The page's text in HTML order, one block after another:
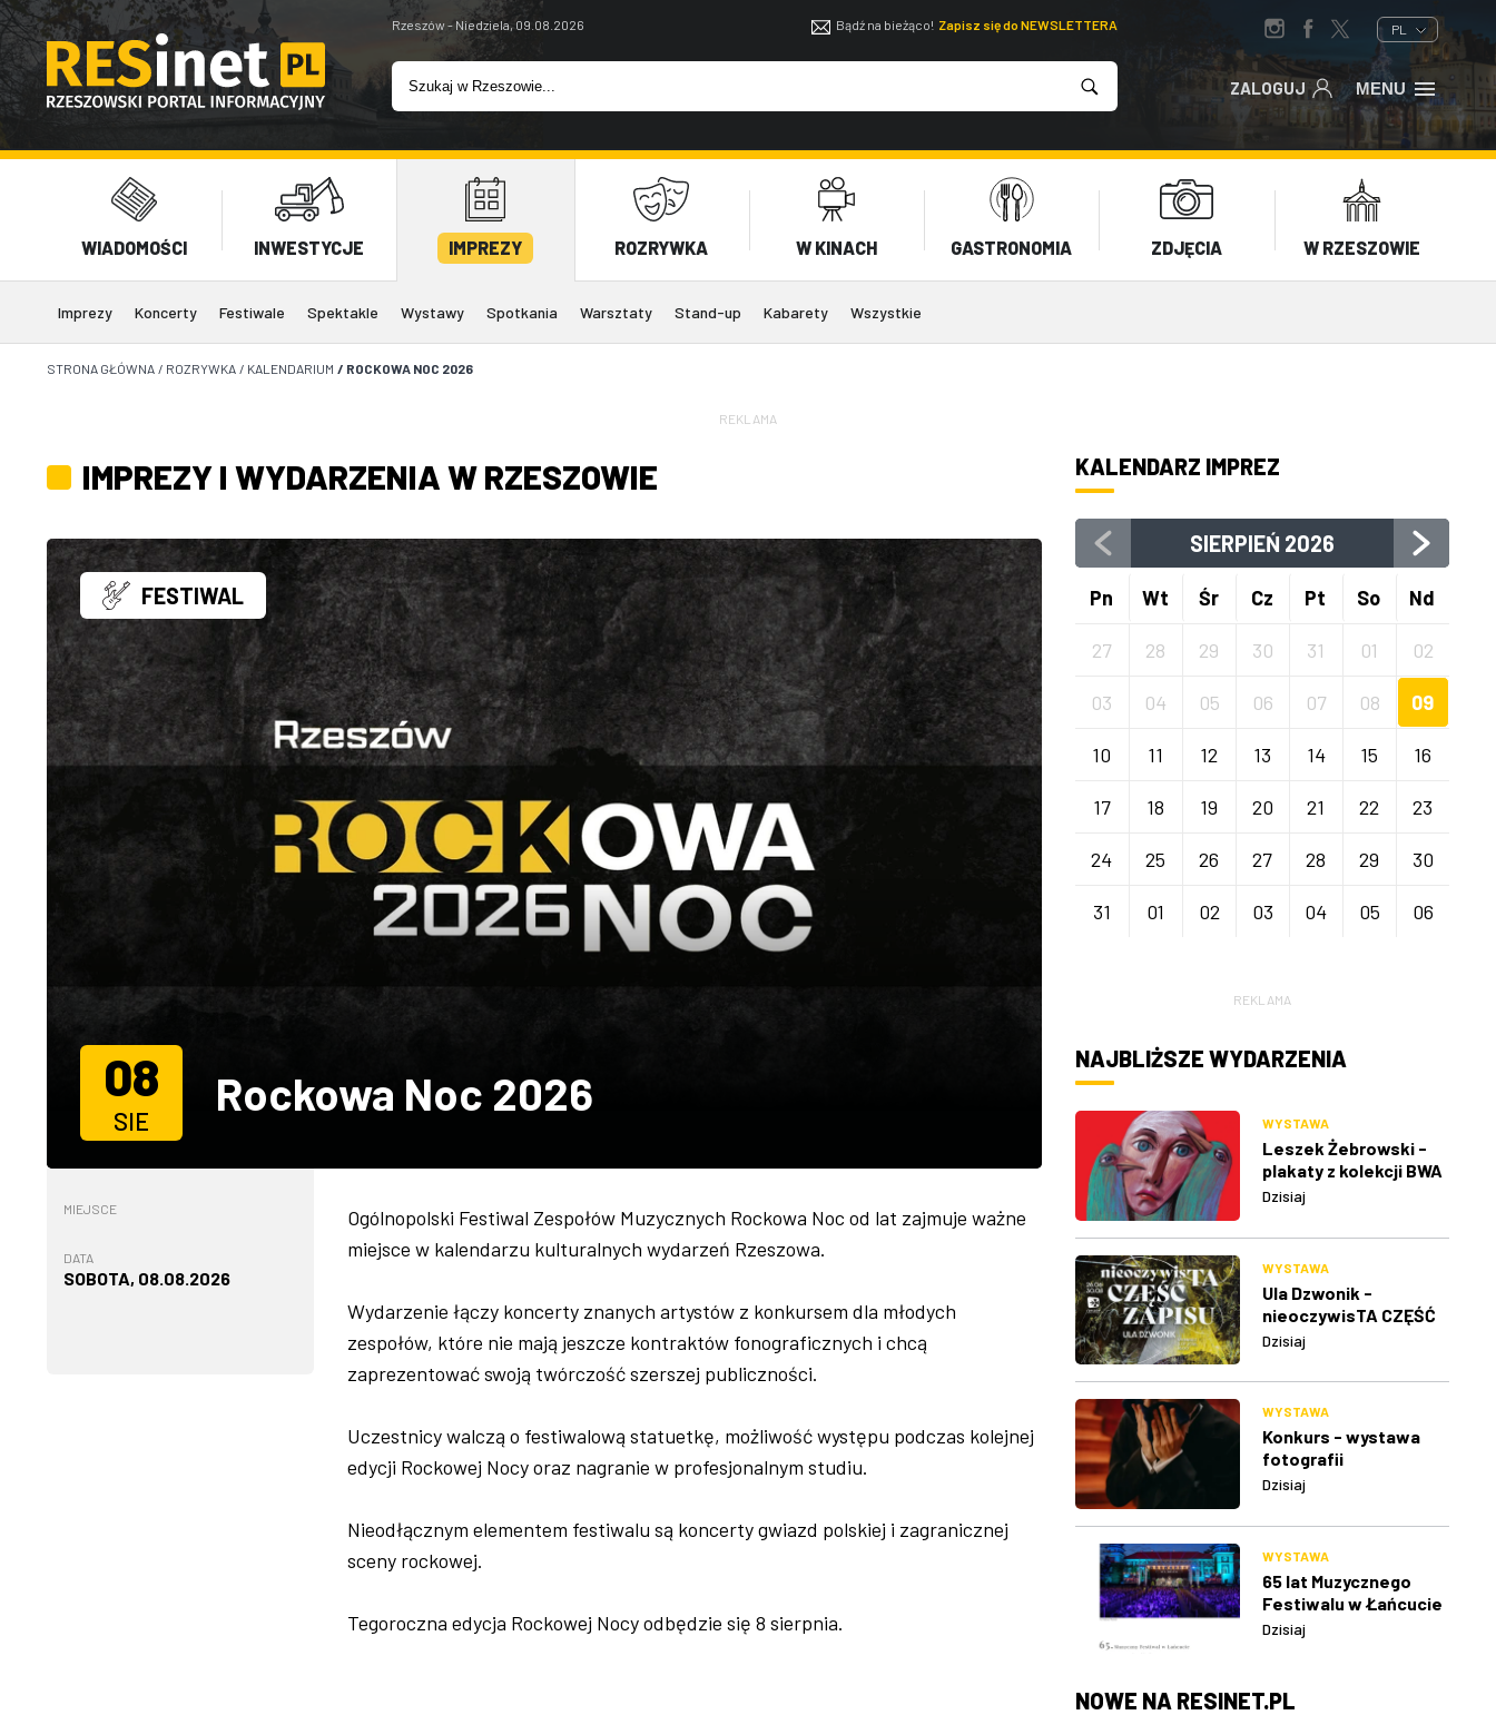
Rzeszów - Niedziela, 09.08.2026 Bądź na bieżąco! Zapisz się do NEWSLETTERA PL
ZALOGUJ MENU
WIADOMOŚCI INWESTYCJE IMPREZY ROZRYWKA W KINACH GASTRONOMIA ZDJĘCIA W RZESZOWIE
Imprezy Koncerty Festiwale Spektakle Wystawy Spotkania Warsztaty Stand-up Kabarety Wszystkie
STRONA GŁÓWNA / ROZRYWKA / KALENDARIUM / ROCKOWA NOC 2026
REKLAMA
IMPREZY I WYDARZENIA W RZESZOWIE
FESTIWAL
08
SIE
Rockowa Noc 2026
MIEJSCE
DATA
SOBOTA, 08.08.2026
Ogólnopolski Festiwal Zespołów Muzycznych Rockowa Noc od lat zajmuje ważne
miejsce w kalendarzu kulturalnych wydarzeń Rzeszowa.
Wydarzenie łączy koncerty znanych artystów z konkursem dla młodych
zespołów, które nie mają jeszcze kontraktów fonograficznych i chcą
zaprezentować swoją twórczość szerszej publiczności.
Uczestnicy walczą o festiwalową statuetkę, możliwość występu podczas kolejnej
edycji Rockowej Nocy oraz nagranie w profesjonalnym studiu.
Nieodłącznym elementem festiwalu są koncerty gwiazd polskiej i zagranicznej
sceny rockowej.
Tegoroczna edycja Rockowej Nocy odbędzie się 8 sierpnia.
KALENDARZ IMPREZ
SIERPIEŃ 2026
Pn Wt Śr Cz Pt So Nd
27 28 29 30 31 01 02
03 04 05 06 07 08 09
10 11 12 13 14 15 16
17 18 19 20 21 22 23
24 25 26 27 28 29 30
31 01 02 03 04 05 06
REKLAMA
NAJBLIŻSZE WYDARZENIA
WYSTAWA
Leszek Żebrowski -
plakaty z kolekcji BWA
w Rzeszowie
Dzisiaj
WYSTAWA
Ula Dzwonik -
nieoczywisTA CZĘŚĆ
ZAPISU
Dzisiaj
WYSTAWA
Konkurs - wystawa
fotografii
Dzisiaj
WYSTAWA
65 lat Muzycznego
Festiwalu w Łańcucie
Dzisiaj
NOWE NA RESINET.PL